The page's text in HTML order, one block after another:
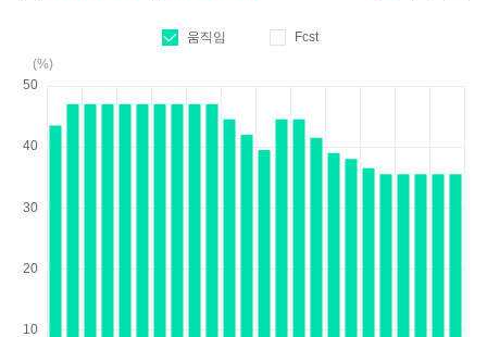
움직임
Fcst
(%)